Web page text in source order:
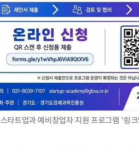
타트업과 예비창업자 지원 프로그램 '링